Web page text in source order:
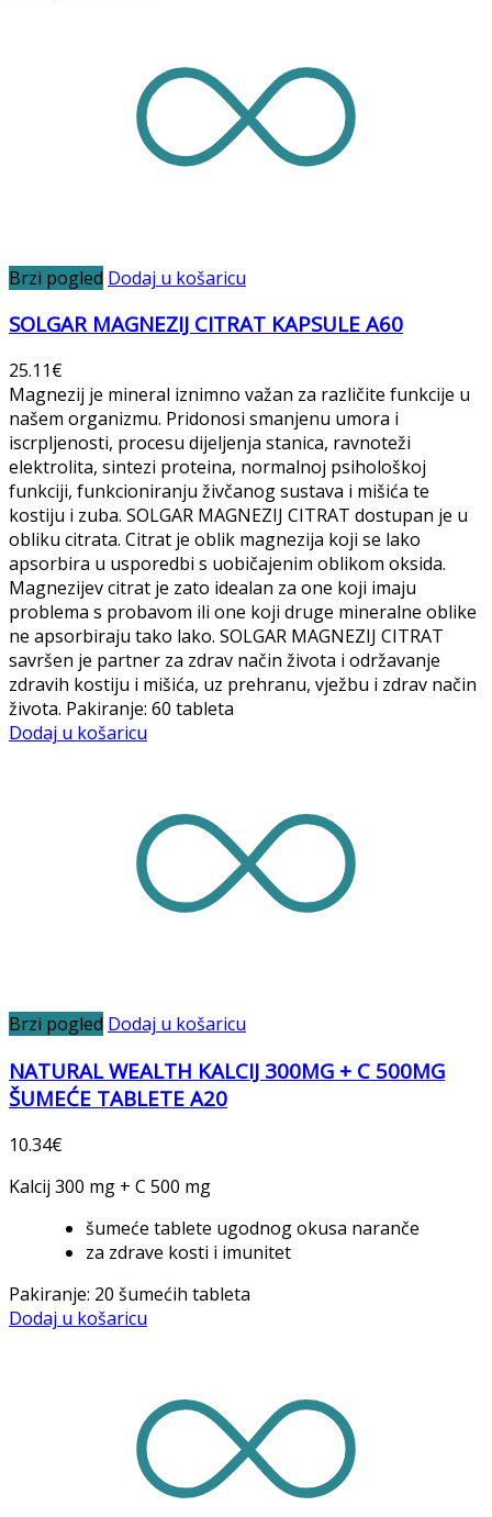
Brzi pogled Dodaj u košaricu
SOLGAR MAGNEZIJ CITRAT KAPSULE A60
25.11€
Magnezij je mineral iznimno važan za različite funkcije u
našem organizmu. Pridonosi smanjenu umora i
iscrpljenosti, procesu dijeljenja stanica, ravnoteži
elektrolita, sintezi proteina, normalnoj psihološkoj
funkciji, funkcioniranju živčanog sustava i mišića te
kostiju i zuba. SOLGAR MAGNEZIJ CITRAT dostupan je u
obliku citrata. Citrat je oblik magnezija koji se lako
apsorbira u usporedbi s uobičajenim oblikom oksida.
Magnezijev citrat je zato idealan za one koji imaju
problema s probavom ili one koji druge mineralne oblike
ne apsorbiraju tako lako. SOLGAR MAGNEZIJ CITRAT
savršen je partner za zdrav način života i održavanje
zdravih kostiju i mišića, uz prehranu, vježbu i zdrav način
života. Pakiranje: 60 tableta
Dodaj u košaricu
Brzi pogled Dodaj u košaricu
NATURAL WEALTH KALCIJ 300MG + C 500MG
ŠUMEĆE TABLETE A20
10.34€
Kalcij 300 mg + C 500 mg
šumeće tablete ugodnog okusa naranče
za zdrave kosti i imunitet
Pakiranje: 20 šumećih tableta
Dodaj u košaricu